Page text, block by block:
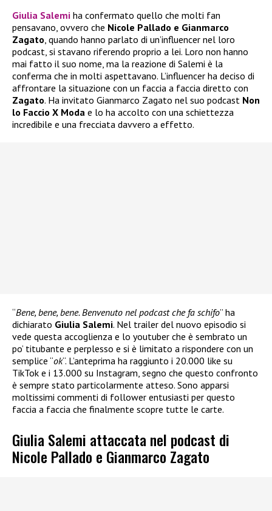
Giulia Salemi ha confermato quello che molti fan
pensavano, ovvero che Nicole Pallado e Gianmarco
Zagato , quando hanno parlato di un’influencer nel loro
podcast, si stavano riferendo proprio a lei. Loro non hanno
mai fatto il suo nome, ma la reazione di Salemi è la
conferma che in molti aspettavano. L’influencer ha deciso di
affrontare la situazione con un faccia a faccia diretto con
Zagato. Ha invitato Gianmarco Zagato nel suo podcast Non
lo Faccio X Moda e lo ha accolto con una schiettezza
incredibile e una frecciata davvero a effetto.
“Bene, bene, bene. Benvenuto nel podcast che fa schifo” ha
dichiarato Giulia Salemi. Nel trailer del nuovo episodio si
vede questa accoglienza e lo youtuber che è sembrato un
po’ titubante e perplesso e si è limitato a rispondere con un
semplice “ok“. L’anteprima ha raggiunto i 20.000 like su
TikTok e i 13.000 su Instagram, segno che questo confronto
è sempre stato particolarmente atteso. Sono apparsi
moltissimi commenti di follower entusiasti per questo
faccia a faccia che finalmente scopre tutte le carte.
Giulia Salemi attaccata nel podcast di
Nicole Pallado e Gianmarco Zagato